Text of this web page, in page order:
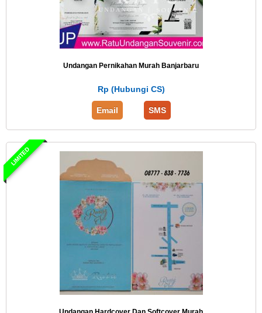
Undangan Pernikahan Murah Banjarbaru
Rp (Hubungi CS)
Email SMS
LIMITED